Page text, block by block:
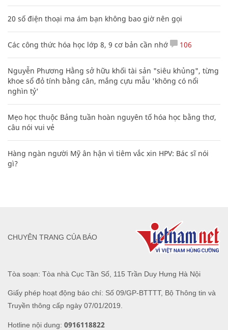
20 số điện thoại ma ám bạn không bao giờ nên gọi
Các công thức hóa học lớp 8, 9 cơ bản cần nhớ 106
Nguyễn Phương Hằng sở hữu khối tài sản "siêu khủng", từng
khoe sổ đỏ tính bằng cân, mắng cựu mẫu 'không có nổi
nghìn tỷ'
Mẹo học thuộc Bảng tuần hoàn nguyên tố hóa học bằng thơ,
câu nói vui vẻ
Hàng ngàn người Mỹ ân hận vì tiêm vắc xin HPV: Bác sĩ nói
gì?
Tòa soạn: Tòa nhà Cục Tần Số, 115 Trần Duy Hưng Hà Nội
Giấy phép hoạt động báo chí: Số 09/GP-BTTTT, Bộ Thông tin và
Truyền thông cấp ngày 07/01/2019.
Hotline nội dung: 0916118822
CHUYÊN TRANG CỦA BÁO